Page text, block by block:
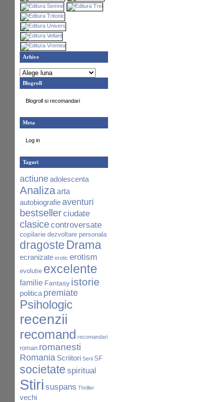
Arhive
Blogroll
Blogroll si recomandari
Meta
Log in
Taguri
actiuneadolescenta
Analizaarta
autobiografieaventuri
bestsellerciudate
clasicecontroversate
copilarie dezvoltare personala
dragoste Drama
ecranizate erotic erotism
evolutie excelente
familie Fantasy istorie
politica premiate
Psihologic
recenzii
recomand recomandari
roman romanesti
Romania Scriitori Serii SF
societate spiritual
Stiri suspans Thriller
vechi